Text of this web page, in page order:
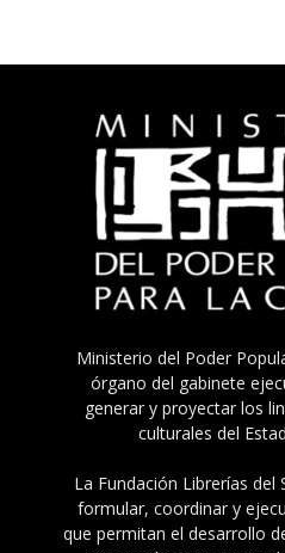
Ministerio del Poder
órgano del gabinete
generar y proyectar los
culturales del
La Fundación Librerías
formular, coordinar y
que permitan el desarrollo